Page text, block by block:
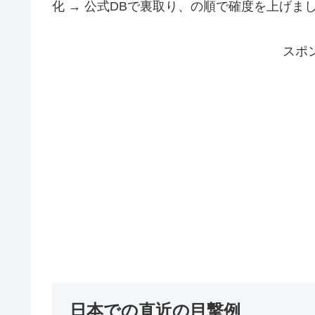
化 → 公式DBで裏取り、の順で確度を上げま
スポ
日本での直近の目撃例